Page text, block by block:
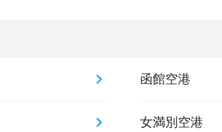
函館空港
女満別空港